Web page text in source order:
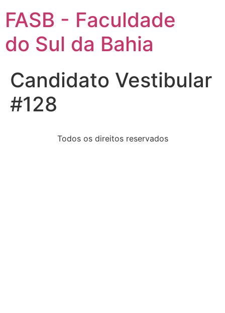
FASB - Faculdade
do Sul da Bahia
Candidato Vestibular
#128
Todos os direitos reservados